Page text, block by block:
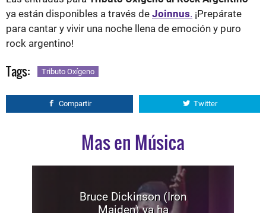
ya están disponibles a través de Joinnus. ¡Prepárate
para cantar y vivir una noche llena de emoción y puro
rock argentino!
Tags: Tributo Oxígeno
Compartir Twitter
Mas en Música
Bruce Dickinson (Iron
Maiden) ya ha